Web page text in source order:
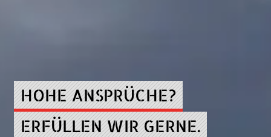
HOHE ANSPRÜCHE?
ERFÜLLEN WIR GERNE.